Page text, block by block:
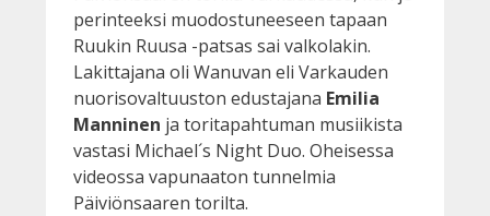
perinteeksi muodostuneeseen tapaan
Ruukin Ruusa -patsas sai valkolakin.
Lakittajana oli Wanuvan eli Varkauden
nuorisovaltuuston edustajana Emilia
Manninen ja toritapahtuman musiikista
vastasi Michael´s Night Duo. Oheisessa
videossa vapunaaton tunnelmia
Päiviönsaaren torilta.